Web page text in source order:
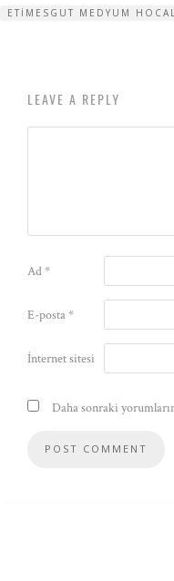
ETIMESGUT MEDYUM
LEAVE A REPLY
Ad*
E-posta*
İnternet sitesi
Daha sonraki